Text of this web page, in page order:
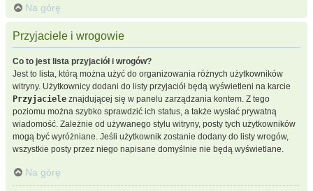
Na górę
Przyjaciele i wrogowie
Co to jest lista przyjaciół i wrogów?
Jest to lista, którą można użyć do organizowania różnych użytkowników
witryny. Użytkownicy dodani do listy przyjaciół będą wyświetleni na karcie
Przyjaciele znajdującej się w panelu zarządzania kontem. Z tego
poziomu można szybko sprawdzić ich status, a także wysłać prywatną
wiadomość. Zależnie od używanego stylu witryny, posty tych użytkowników
mogą być wyróżniane. Jeśli użytkownik zostanie dodany do listy wrogów,
wszystkie posty przez niego napisane domyślnie nie będą wyświetlane.
Na górę